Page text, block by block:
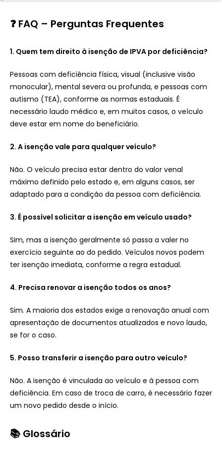
❓ FAQ – Perguntas Frequentes
1. Quem tem direito à isenção de IPVA por deficiência?
Pessoas com deficiência física, visual (inclusive visão
monocular), mental severa ou profunda, e pessoas com
autismo (TEA), conforme as normas estaduais. É
necessário laudo médico e, em muitos casos, o veículo
deve estar em nome do beneficiário.
2. A isenção vale para qualquer veículo?
Não. O veículo precisa estar dentro do valor venal
máximo definido pelo estado e, em alguns casos, ser
adaptado para a condição da pessoa com deficiência.
3. É possível solicitar a isenção em veículo usado?
Sim, mas a isenção geralmente só passa a valer no
exercício seguinte ao do pedido. Veículos novos podem
ter isenção imediata, conforme a regra estadual.
4. Precisa renovar a isenção todos os anos?
Sim. A maioria dos estados exige a renovação anual com
apresentação de documentos atualizados e novo laudo,
se for o caso.
5. Posso transferir a isenção para outro veículo?
Não. A isenção é vinculada ao veículo e à pessoa com
deficiência. Em caso de troca de carro, é necessário fazer
um novo pedido desde o início.
📚 Glossário